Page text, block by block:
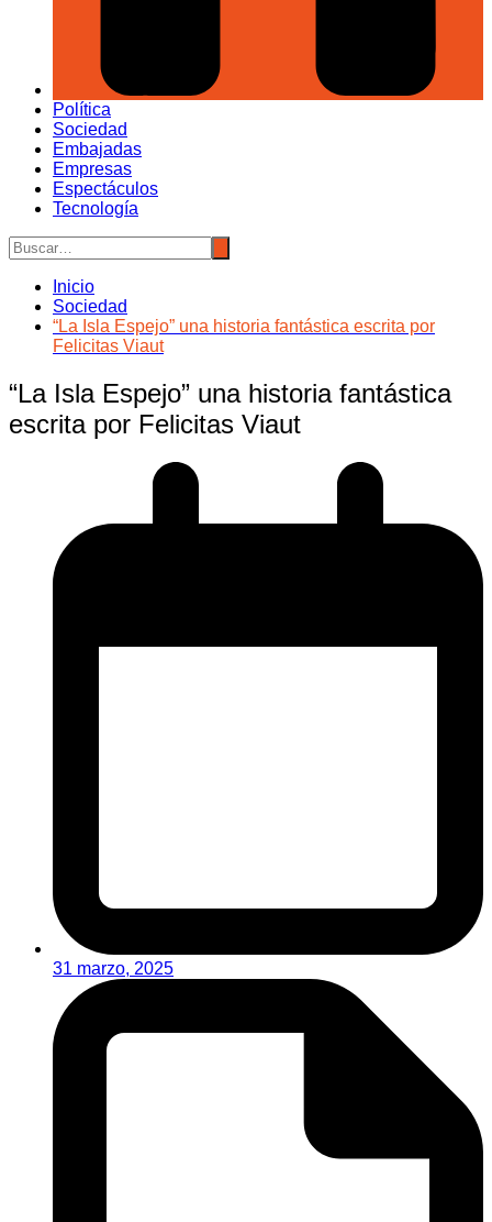
Política
Sociedad
Embajadas
Empresas
Espectáculos
Tecnología
Inicio
Sociedad
“La Isla Espejo” una historia fantástica escrita por
Felicitas Viaut
“La Isla Espejo” una historia fantástica
escrita por Felicitas Viaut
31 marzo, 2025